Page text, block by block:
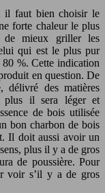
il faut bien choisir le
forte chaleur le plus
de mieux griller les
qui est le plus pur
80 %. Cette indication
en question. De
délivré des matières
plus il sera léger et
de bois utilisée
bon charbon de bois
Il doit aussi avoir un
plus il y a de gros
de poussière. Pour
voir s’il y a de gros